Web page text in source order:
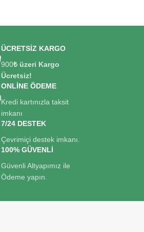
ÜCRETSİZ KARGO
900₺ üzeri Kargo
Ücretsiz!
ONLİNE ÖDEME
Kredi kartınızla taksit
imkanı
7/24 DESTEK
Çevrimiçi destek imkanı.
100% GÜVENLİ
Güvenli Altyapımız ile
Ödeme yapın.